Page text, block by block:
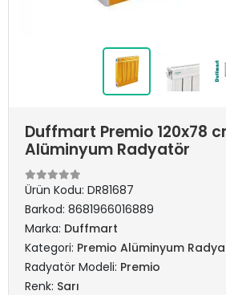
Duffmart Premio 120x78
Alüminyum Radyatör
Ürün Kodu: DR81687
Barkod: 8681966016889
Marka: Duffmart
Kategori: Premio Alüminyum
Radyatör Modeli: Premio
Renk: Sarı